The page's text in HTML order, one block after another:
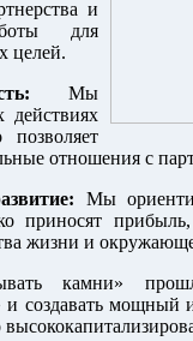
и
для
целей.
Мы
отношения с
Мы
приносят
жизни и
камни»
и создавать мощный